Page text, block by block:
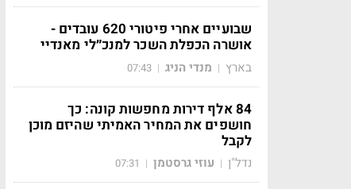
שבועיים אחרי פיטורי 620 עובדים -
אושרה הכפלת השכר למנכ״לי מאנדיי
בארץ | מנדי הניג |
07:43
84 אלף דירות מחפשות קונה: כך
חושפים את המחיר האמיתי שהיזם מוכן
לקבל
נדל"ן | עוזי גרסטמן |
07:31